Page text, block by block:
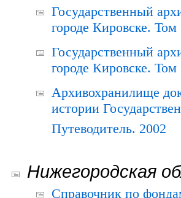
Государственный
городе Кировске.
Государственный
городе Кировске.
Архивохранилище
истории
Путеводитель. 2002
Нижегородская
Справочник по